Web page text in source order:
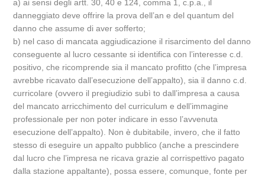
a) ai sensi degli artt. 30, 40 e 124, comma 1, c.p.a., il
danneggiato deve offrire la prova dell’an e del quantum del
danno che assume di aver sofferto;
b) nel caso di mancata aggiudicazione il risarcimento del danno
conseguente al lucro cessante si identifica con l’interesse c.d.
positivo, che ricomprende sia il mancato profitto (che l’impresa
avrebbe ricavato dall’esecuzione dell’appalto), sia il danno c.d.
curricolare (ovvero il pregiudizio subì to dall’impresa a causa
del mancato arricchimento del curriculum e dell’immagine
professionale per non poter indicare in esso l’avvenuta
esecuzione dell’appalto). Non è dubitabile, invero, che il fatto
stesso di eseguire un appalto pubblico (anche a prescindere
dal lucro che l’impresa ne ricava grazie al corrispettivo pagato
dalla stazione appaltante), possa essere, comunque, fonte per